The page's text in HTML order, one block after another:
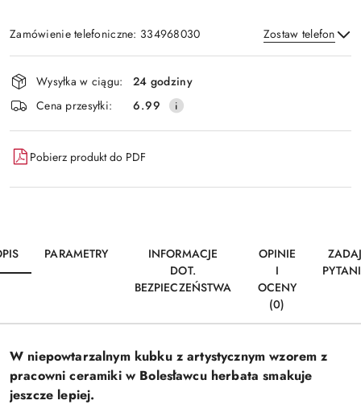
Zamówienie telefoniczne: 334968030 Zostaw telefon
Wyślij
Dostępność
i
dostawa
Wysyłka w ciągu:
24 godziny
Cena przesyłki:
6.99
Pobierz produkt do PDF
PARAMETRY
INFORMACJE
DOT.
BEZPIECZEŃSTWA
OPINIE
I
OCENY
(0)
W niepowtarzalnym kubku z artystycznym wzorem z
pracowni ceramiki w Bolesławcu herbata smakuje
jeszcze lepiej.